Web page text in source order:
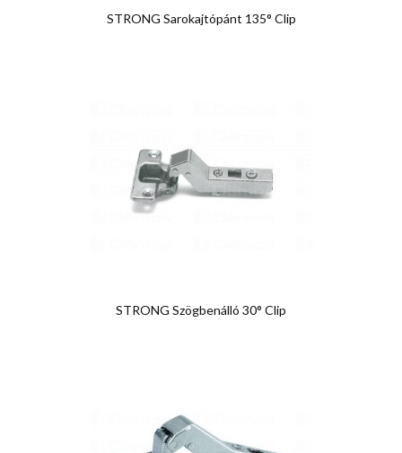
STRONG Sarokajtópánt 135° Clip
STRONG Szögbenálló 30° Clip